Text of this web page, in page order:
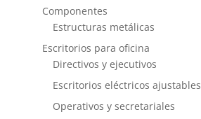
Componentes
Estructuras metálicas
Escritorios para oficina
Directivos y ejecutivos
Escritorios eléctricos ajustables
Operativos y secretariales